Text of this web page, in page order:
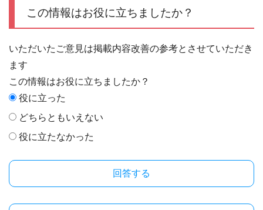
この情報はお役に立ちましたか？
いただいたご意見は掲載内容改善の参考とさせていただき
ます
この情報はお役に立ちましたか？
役に立った
どちらともいえない
役に立たなかった